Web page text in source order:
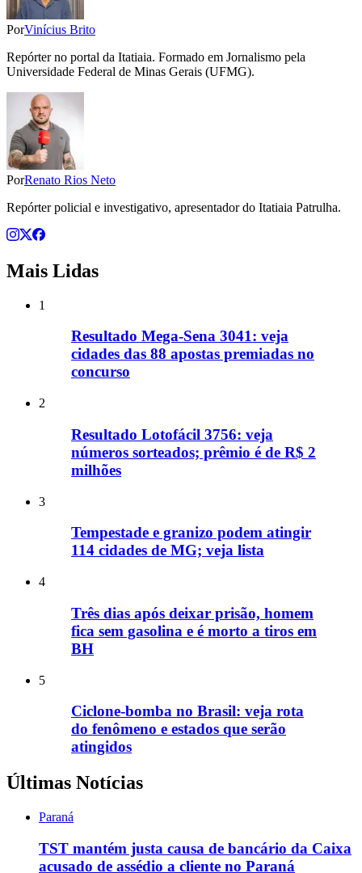
PorVinícius Brito
Repórter no portal da Itatiaia. Formado em Jornalismo pela
Universidade Federal de Minas Gerais (UFMG).
PorRenato Rios Neto
Repórter policial e investigativo, apresentador do Itatiaia Patrulha.
Mais Lidas
1
Resultado Mega-Sena 3041: veja
cidades das 88 apostas premiadas no
concurso
2
Resultado Lotofácil 3756: veja
números sorteados; prêmio é de R$ 2
milhões
3
Tempestade e granizo podem atingir
114 cidades de MG; veja lista
4
Três dias após deixar prisão, homem
fica sem gasolina e é morto a tiros em
BH
5
Ciclone-bomba no Brasil: veja rota
do fenômeno e estados que serão
atingidos
Últimas Notícias
Paraná
TST mantém justa causa de bancário da Caixa
acusado de assédio a cliente no Paraná